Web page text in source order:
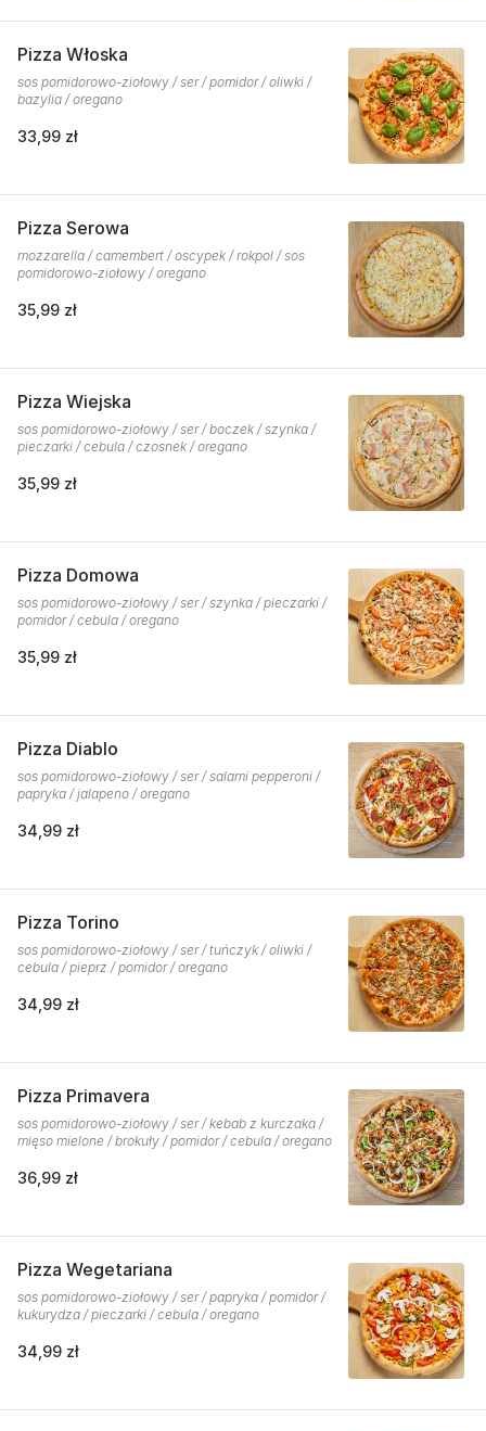
Pizza Włoska
sos pomidorowo-ziołowy / ser / pomidor / oliwki /
bazylia / oregano
33,99 zł
Pizza Serowa
mozzarella / camembert / oscypek / rokpol / sos
pomidorowo-ziołowy / oregano
35,99 zł
Pizza Wiejska
sos pomidorowo-ziołowy / ser / boczek / szynka /
pieczarki / cebula / czosnek / oregano
35,99 zł
Pizza Domowa
sos pomidorowo-ziołowy / ser / szynka / pieczarki /
pomidor / cebula / oregano
35,99 zł
Pizza Diablo
sos pomidorowo-ziołowy / ser / salami pepperoni /
papryka / jalapeno / oregano
34,99 zł
Pizza Torino
sos pomidorowo-ziołowy / ser / tuńczyk / oliwki /
cebula / pieprz / pomidor / oregano
34,99 zł
Pizza Primavera
sos pomidorowo-ziołowy / ser / kebab z kurczaka /
mięso mielone / brokuły / pomidor / cebula / oregano
36,99 zł
Pizza Wegetariana
sos pomidorowo-ziołowy / ser / papryka / pomidor /
kukurydza / pieczarki / cebula / oregano
34,99 zł